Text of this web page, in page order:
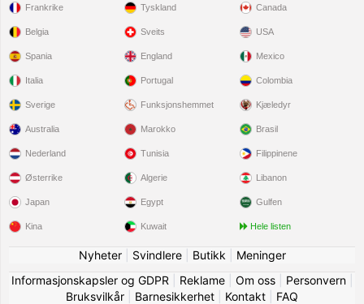
Frankrike
Belgia
Spania
Italia
Sverige
Tyskland
Sveits
England
Portugal
Funksjonshemmet
Canada
USA
Mexico
Colombia
Kjæledyr
Australia
Nederland
Østerrike
Japan
Kina
Marokko
Tunisia
Algerie
Egypt
Kuwait
Brasil
Filippinene
Libanon
Gulfen
Hele listen
Nyheter| Svindlere| Butikk
Meninger
Informasjonskapsler og GDPR
Reklame| Om oss| Personvern|
Bruksvilkår
Barnesikkerhet Kontakt FAQ